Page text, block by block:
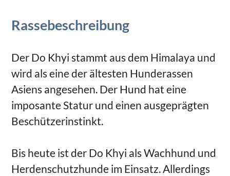
Rassebeschreibung
Der Do Khyi stammt aus dem Himalaya und
wird als eine der ältesten Hunderassen
Asiens angesehen. Der Hund hat eine
imposante Statur und einen ausgeprägten
Beschützerinstinkt.
Bis heute ist der Do Khyi als Wachhund und
Herdenschutzhunde im Einsatz. Allerdings